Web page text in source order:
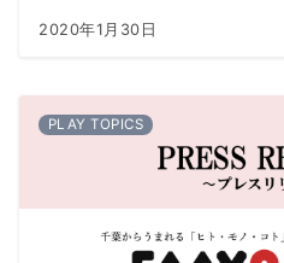
2020年1月30日
PLAY TOPICS